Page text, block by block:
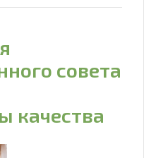
совета
качества